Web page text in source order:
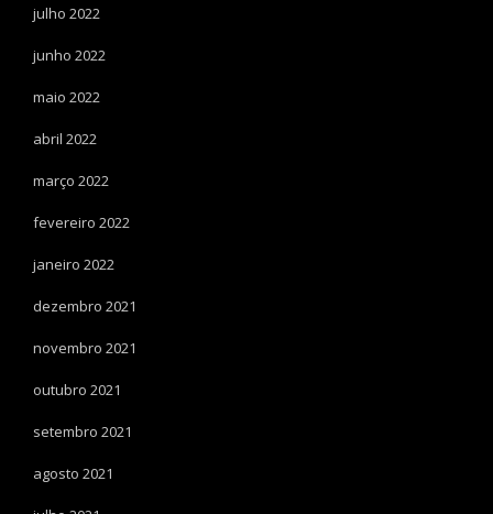
julho 2022
junho 2022
maio 2022
abril 2022
março 2022
fevereiro 2022
janeiro 2022
dezembro 2021
novembro 2021
outubro 2021
setembro 2021
agosto 2021